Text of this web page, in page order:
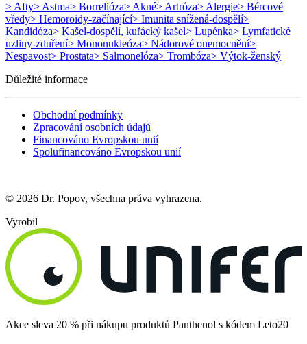
> Afty> Astma> Borrelióza> Akné> Artróza> Alergie> Bércové
vředy> Hemoroidy-začínající> Imunita snížená-dospělí>
Kandidóza> Kašel-dospělí, kuřácký kašel> Lupénka> Lymfatické
uzliny-zduření> Mononukleóza> Nádorové onemocnění>
Nespavost> Prostata> Salmonelóza> Trombóza> Výtok-ženský
Důležité informace
Obchodní podmínky
Zpracování osobních údajů
Financováno Evropskou unií
Spolufinancováno Evropskou unií
© 2026 Dr. Popov, všechna práva vyhrazena.
Vyrobil
Akce sleva 20 % při nákupu produktů Panthenol s kódem Leto20